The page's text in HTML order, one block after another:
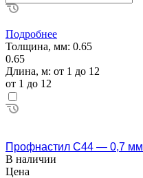
Подробнее
Толщина, мм: 0.65
0.65
Длина, м: от 1 до 12
от 1 до 12
Профнастил С44 — 0,7 мм
В наличии
Цена